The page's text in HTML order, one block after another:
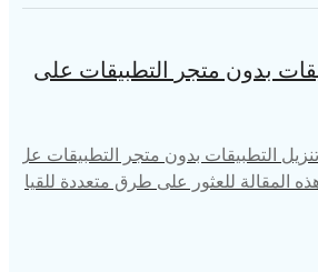
بدون متجر التطبيقات على
التطبيقات بدون متجر التطبيقات عل
المقالة للعثور على طرق متعددة للقيا